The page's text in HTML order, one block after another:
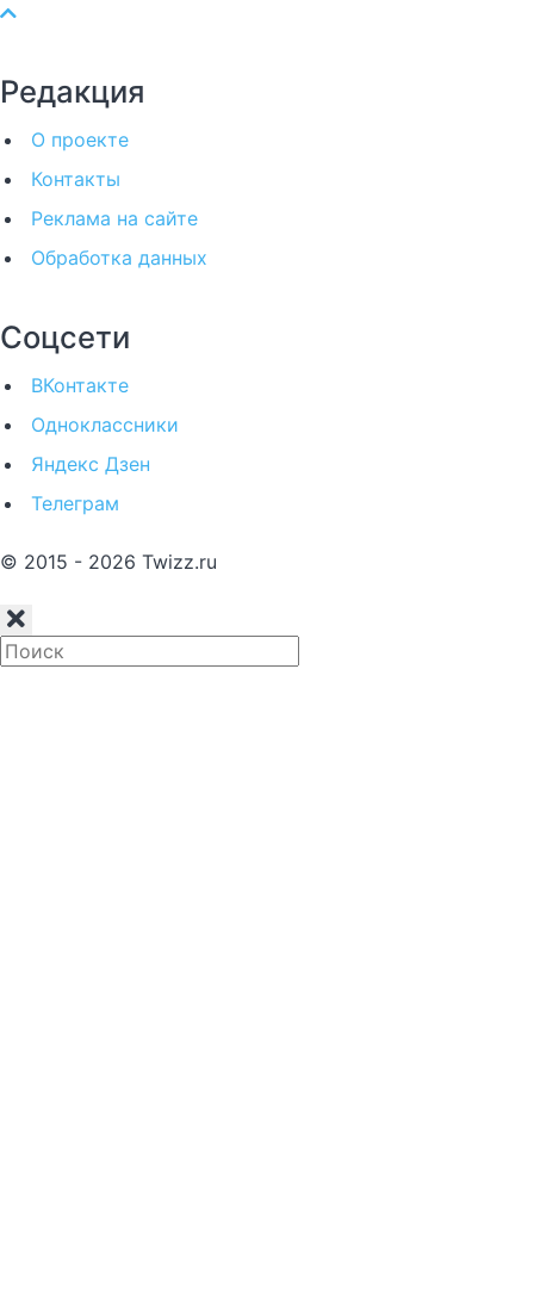
Редакция
О проекте
Контакты
Реклама на сайте
Обработка данных
Соцсети
ВКонтакте
Одноклассники
Яндекс Дзен
Телеграм
© 2015 - 2026 Twizz.ru